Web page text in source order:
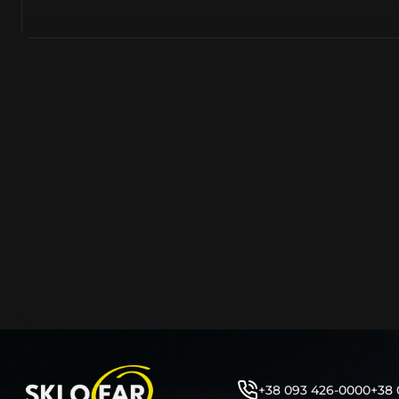
тому не слід дивуватися, що до 90% запчастин до
Цілком зрозуміло, що далеко не завжди потрібна повна
як це часто пропонують автосервіси та автодилери.
+38 093 426-0000+38